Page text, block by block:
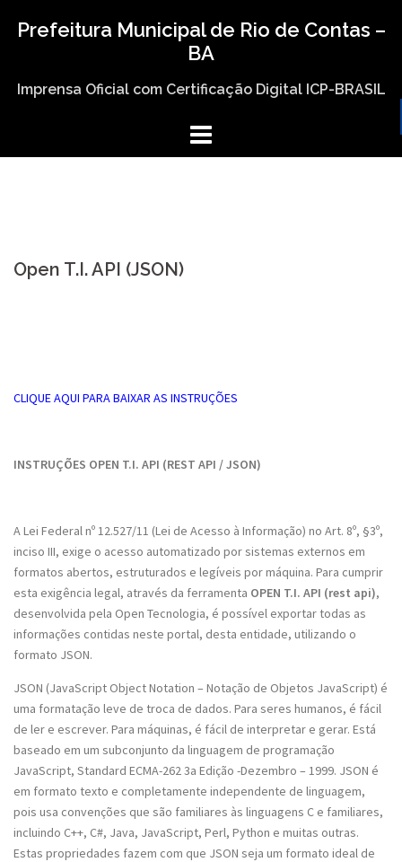
Prefeitura Municipal de Rio de Contas –
BA
Imprensa Oficial com Certificação Digital ICP-BRASIL
Open T.I. API (JSON)
CLIQUE AQUI PARA BAIXAR AS INSTRUÇÕES
INSTRUÇÕES OPEN T.I. API (REST API / JSON)
A Lei Federal nº 12.527/11 (Lei de Acesso à Informação) no Art. 8º, §3º,
inciso III, exige o acesso automatizado por sistemas externos em
formatos abertos, estruturados e legíveis por máquina. Para cumprir
esta exigência legal, através da ferramenta OPEN T.I. API (rest api),
desenvolvida pela Open Tecnologia, é possível exportar todas as
informações contidas neste portal, desta entidade, utilizando o
formato JSON.
JSON (JavaScript Object Notation – Notação de Objetos JavaScript) é
uma formatação leve de troca de dados. Para seres humanos, é fácil
de ler e escrever. Para máquinas, é fácil de interpretar e gerar. Está
baseado em um subconjunto da linguagem de programação
JavaScript, Standard ECMA-262 3a Edição -Dezembro – 1999. JSON é
em formato texto e completamente independente de linguagem,
pois usa convenções que são familiares às linguagens C e familiares,
incluindo C++, C#, Java, JavaScript, Perl, Python e muitas outras.
Estas propriedades fazem com que JSON seja um formato ideal de